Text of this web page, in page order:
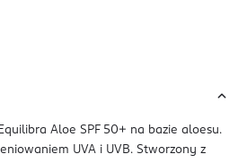
Aloe SPF 50+ na bazie aloesu.
UVA i UVB. Stworzony z